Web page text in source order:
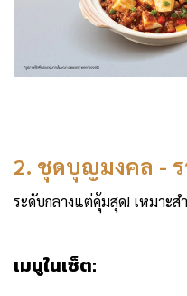
2. ชุดบุญมงคล - ร
ระดับกลางแต่คุ้มสุด! เหมาะส
เมนูในเซ็ต: